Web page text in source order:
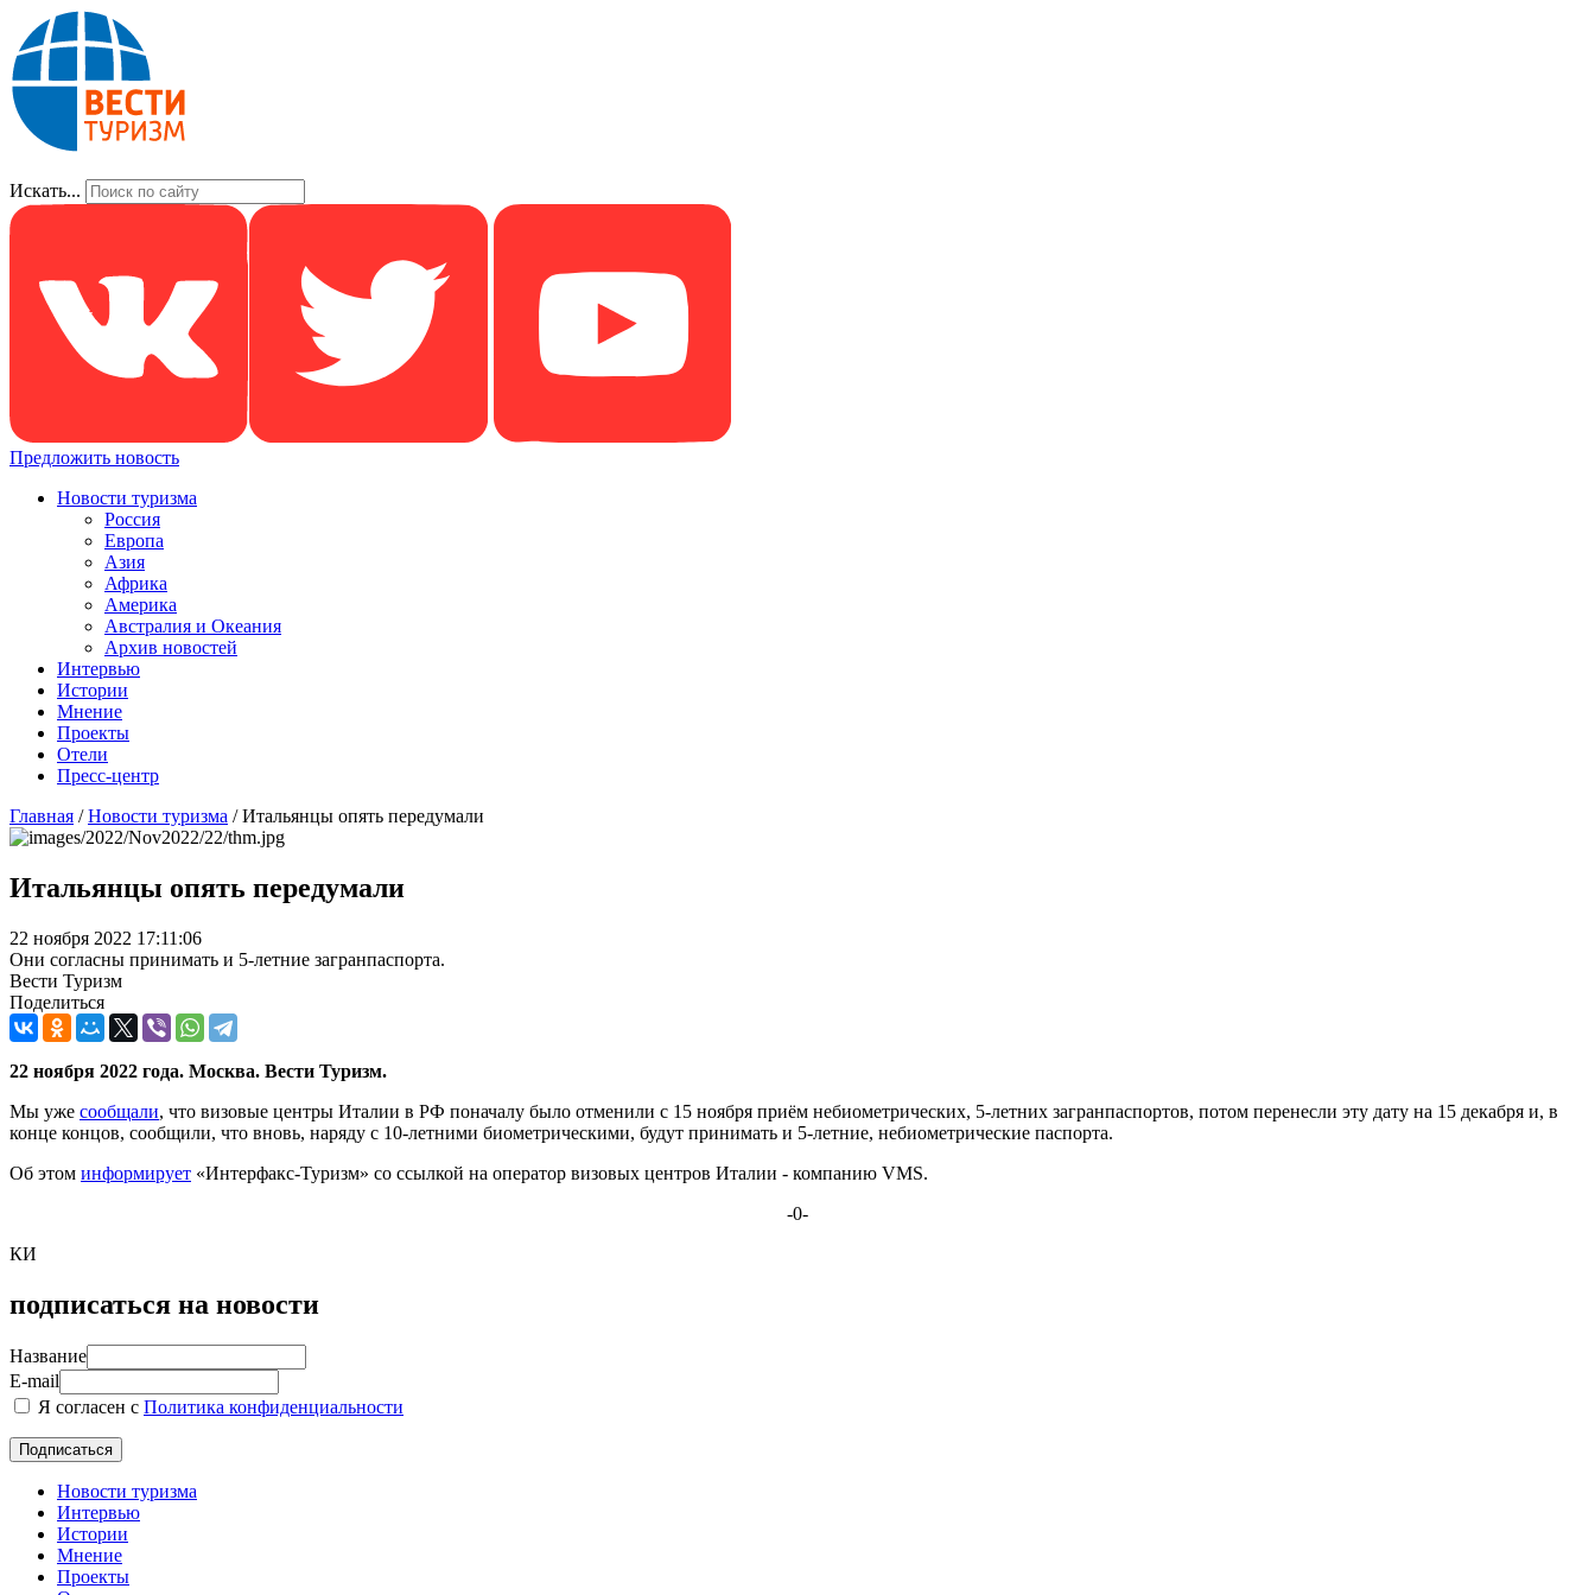
Искать...
Предложить новость
Новости туризма
Россия
Европа
Азия
Африка
Америка
Австралия и Океания
Архив новостей
Интервью
Истории
Мнение
Проекты
Отели
Пресс-центр
Главная /Новости туризма /Итальянцы опять передумали
Итальянцы опять передумали
22 ноября 2022 17:11:06
Они согласны принимать и 5-летние загранпаспорта.
Вести Туризм
Поделиться
22 ноября 2022 года. Москва. Вести Туризм.
Мы уже сообщали, что визовые центры Италии в РФ поначалу было отменили с 15 ноября приём небиометрических, 5-летних загранпаспортов, потом перенесли эту дату на 15 декабря и, в
конце концов, сообщили, что вновь, наряду с 10-летними биометрическими, будут принимать и 5-летние, небиометрические паспорта.
Об этом информирует «Интерфакс-Туризм» со ссылкой на оператор визовых центров Италии - компанию VMS.
-0-
КИ
подписаться на новости
Название
E-mail
Я согласен с Политика конфиденциальности
Новости туризма
Интервью
Истории
Мнение
Проекты